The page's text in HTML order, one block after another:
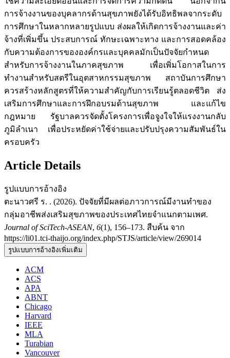
การจ้างงานของบุคลากรด้านสุขภาพยังได้รับอิทธิพลจากระดับ
การศึกษาในหลากหลายรูปแบบ ส่งผลให้เกิดการจ้างงานและค่า
จ้างที่เพิ่มขึ้น ประสบการณ์ ทักษะเฉพาะทาง และการสอดคล้อง
กับความต้องการขององค์กรและบุคคลมักเป็นปัจจัยกำหนด
สำหรับการจ้างงานในภาคสุขภาพ เพื่อเพิ่มโอกาสในการ
ทำงานสำหรับสตรีในอุตสาหกรรมสุขภาพ สถาบันการศึกษา
ควรสร้างหลักสูตรที่ให้ความสำคัญกับการเรียนรู้ตลอดชีวิต ส่ง
เสริมการศึกษาและการฝึกอบรมด้านสุขภาพ และแก้ไข
กฎหมาย รัฐบาลควรจัดตั้งโครงการเพื่อจูงใจให้แรงงานกลับ
ภูมิลำเนา เพื่อประหยัดค่าใช้จ่ายและปรับปรุงความสัมพันธ์ใน
ครอบครัว
Article Details
รูปแบบการอ้างอิง
ตะนาวศรี ร. . (2026). ปัจจัยที่มีผลต่อภาวการณ์มีงานทำของ
กลุ่มอาชีพส่งเสริมสุขภาพของประเทศไทยจำแนกตามเพศ.
Journal of SciTech-ASEAN, 6(1), 156–173. สืบค้น จาก
https://li01.tci-thaijo.org/index.php/STJS/article/view/269014
รูปแบบการอ้างอิงเพิ่มเติม
ACM
ACS
APA
ABNT
Chicago
Harvard
IEEE
MLA
Turabian
Vancouver